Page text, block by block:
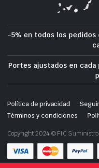
-5% en todos los pedidos
Portes ajustados en
Política de privacidad
Términos y condiciones
Copyright 2024 © FIC